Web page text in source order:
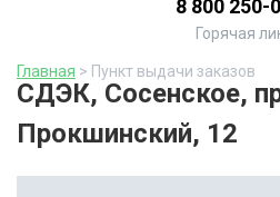
8 800 250-
Горячая
Главная > Пункт выдачи заказов
СДЭК, Сосенское,
Прокшинский, 12